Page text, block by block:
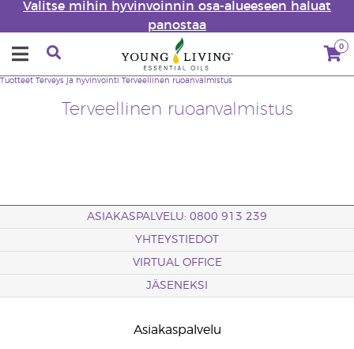
Valitse mihin hyvinvoinnin osa-alueeseen haluat
panostaa
0
Terveellinen ruoanvalmistus
Tuotteet Terveys ja hyvinvointi Terveellinen ruoanvalmistus
ASIAKASPALVELU: 0800 913 239
YHTEYSTIEDOT
VIRTUAL OFFICE
JÄSENEKSI
Asiakaspalvelu